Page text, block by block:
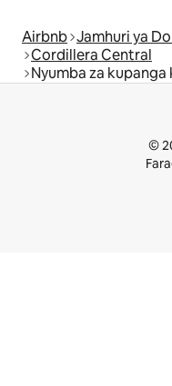
Airbnb Jamhuri ya
Cordillera Central
Nyumba za
©